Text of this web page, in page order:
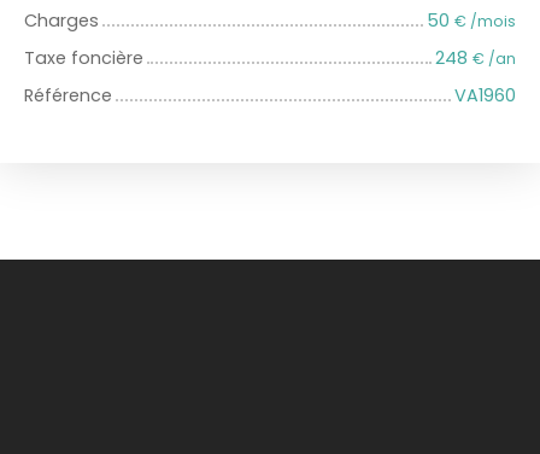
Charges
50 € /mois
Taxe foncière 248 € /an
Référence VA1960